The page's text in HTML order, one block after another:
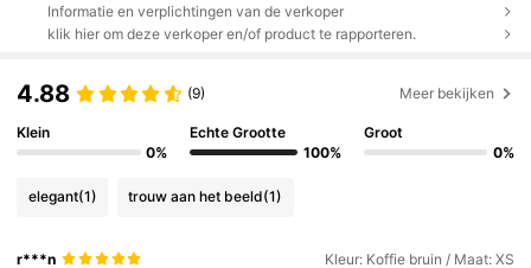
Informatie en verplichtingen van de verkoper
klik hier om deze verkoper en/of product te rapporteren.
4.88 (9) Meer bekijken
Klein
0%
Echte Grootte
100%
Groot
0%
elegant(1) trouw aan het beeld(1)
r***n Kleur: Koffie bruin / Maat: XS